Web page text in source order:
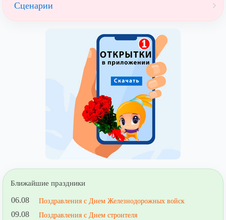
Сценарии
Ближайшие праздники
06.08 Поздравления с Днем Железнодорожных войск
09.08
Поздравления с Днем строителя